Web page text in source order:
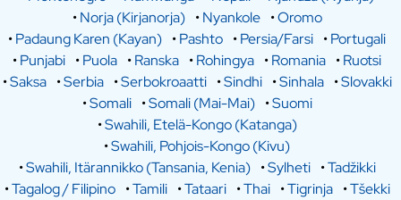
•Norja (Kirjanorja) •Nyankole •Oromo
•Padaung Karen (Kayan) •Pashto •Persia/Farsi •Portugali
•Punjabi •Puola •Ranska •Rohingya •Romania •Ruotsi
•Saksa •Serbia •Serbokroaatti •Sindhi •Sinhala •Slovakki
•Somali •Somali (Mai-Mai) •Suomi
•Swahili, Etelä-Kongo (Katanga)
•Swahili, Pohjois-Kongo (Kivu)
•Swahili, Itärannikko (Tansania, Kenia) •Sylheti •Tadžikki
•Tagalog / Filipino •Tamili •Tataari •Thai •Tigrinja •Tšekki